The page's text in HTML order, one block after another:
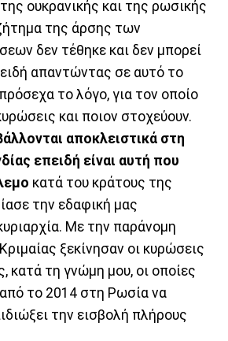
ουκρανικής και της ρωσικής
της άρσης των
δεν τέθηκε και δεν μπορεί
απαντώντας σε αυτό το
το λόγο, για τον οποίο
και ποιον στοχεύουν.
αποκλειστικά στη
επειδή είναι αυτή που
κατά του κράτους της
την εδαφική μας
Με την παράνομη
ξεκίνησαν οι κυρώσεις
κατά τη γνώμη μου, οι οποίες
το 2014 στη Ρωσία να
την εισβολή πλήρους